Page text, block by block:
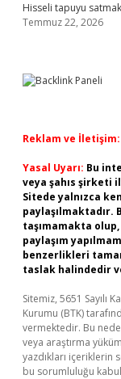
Hisseli tapuyu
Temmuz 22, 2026
Reklam ve İletişim:
Yasal Uyarı: Bu
veya şahıs şirketi
Sitede yalnızca
taşımamakta
paylaşım
benzerlikleri
taslak halindedir
Sitemiz, 5651 Sayılı
Kurumu (BTK)
vermektedir. Bu
veya araştırma
yazdıkları içeriklerin
bu sorumluluğu